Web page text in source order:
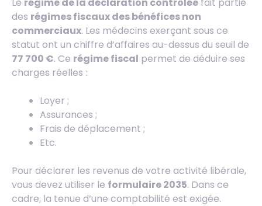
des régimes fiscaux des bénéfices non
commerciaux. Les médecins exerçant sous ce
statut ont un chiffre d’affaires au-dessus du seuil de
77 700 €. Ce régime fiscal permet de déduire ses
charges réelles :
Loyer ;
Assurances ;
Frais de déplacement ;
Etc.
Pour déclarer les revenus de votre activité libérale,
vous devez utiliser le formulaire 2035. Dans ce
cadre, la tenue d’une comptabilité est exigée.